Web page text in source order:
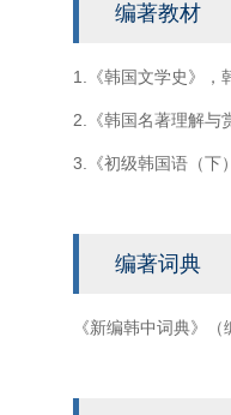
编著教材
1.《韩国文学史》，
2.《韩国名著理解与
3.《初级韩国语（下
编著词典
《新编韩中词典》